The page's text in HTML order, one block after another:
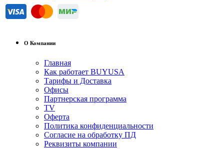
О Компании
Главная
Как работает BUYUSA
Тарифы и Доставка
Офисы
Партнерская программа
TV
Оферта
Политика конфиденциальности
Согласие на обработку ПД
Реквизиты компании